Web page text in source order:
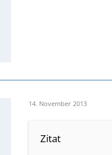
14. November 2013
Zitat